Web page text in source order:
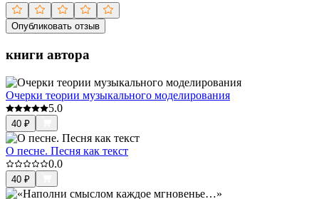
Опубликовать отзыв
книги автора
Очерки теории музыкального моделирования
5.0
40 ₽
О песне. Песня как текст
0.0
40 ₽